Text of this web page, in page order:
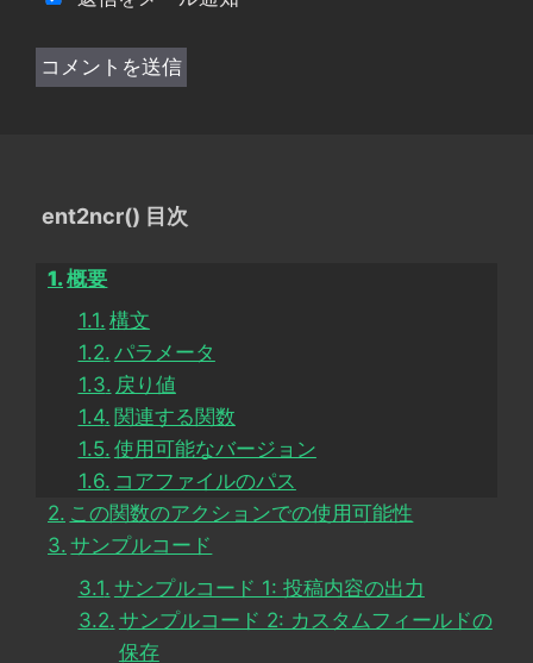
ent2ncr() 目次
概要
構文
パラメータ
戻り値
関連する関数
使用可能なバージョン
コアファイルのパス
この関数のアクションでの使用可能性
サンプルコード
サンプルコード 1: 投稿内容の出力
サンプルコード 2: カスタムフィールドの
保存